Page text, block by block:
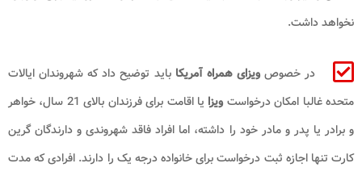
نخواهد داشت.
در خصوصویزای همراه آمریکا باید توضیح داد که شهروندان ایالات
متحده غالبا امکان درخواست ویزا
یا اقامت برای فرزندان بالای 21 سال، خواهر
و برادر یا پدر و مادر خود را داشته، اما افراد فاقد شهروندی و دارندگان گرین
کارت تنها اجازه ثبت درخواست برای خانواده درجه یک را دارند. افرادی که مدت